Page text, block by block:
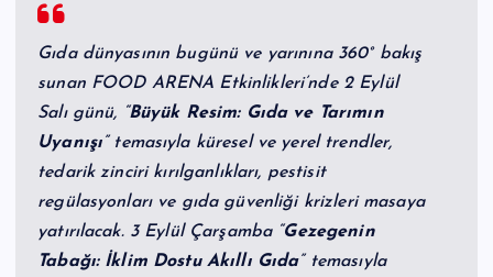
Gıda dünyasının bugünü ve yarınına 360° bakış
sunan FOOD ARENA Etkinlikleri’nde 2 Eylül
Salı günü, “Büyük Resim: Gıda ve Tarımın
Uyanışı” temasıyla küresel ve yerel trendler,
tedarik zinciri kırılganlıkları, pestisit
regülasyonları ve gıda güvenliği krizleri masaya
yatırılacak. 3 Eylül Çarşamba “Gezegenin
Tabağı: İklim Dostu Akıllı Gıda” temasıyla